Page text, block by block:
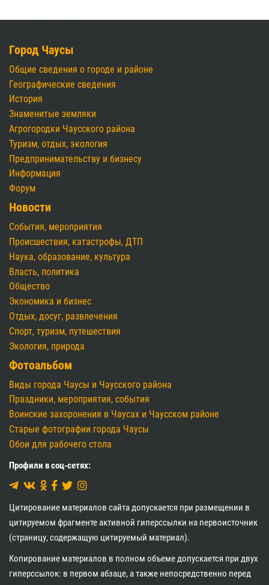
Город Чаусы
Общие сведения о городе и районе
Географические сведения
История
Знаменитые земляки
Агрогородки Чаусского района
Туризм, отдых, экология
Предпринимательству и бизнесу
Информация
Форум
Новости
События, мероприятия
Происшествия, катастрофы, ДТП
Наука, образование, культура
Власть, политика
Общество
Экономика и бизнес
Отдых, досуг, развлечения
Спорт, туризм, путешествия
Экология, природа
Фотоальбом
Виды города Чаусы и Чаусского района
Праздники, мероприятия, события
Воинские захоронения в Чаусах и Чаусском районе
Старые фотографии города Чаусы
Обои для рабочего стола
Профили в соц-сетях:
Цитирование материалов сайта допускается при размещении в
цитируемом фрагменте активной гиперссылки на первоисточник
(страницу, содержащую цитируемый материал).
Копирование материалов в полном объеме допускается при двух
гиперссылок: в первом абзаце, а также непосредственно перед